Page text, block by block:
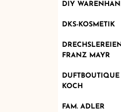
DIY
DKS-KOSMETIK
FRANZ MAYR
KOCH
FAM. ADLER